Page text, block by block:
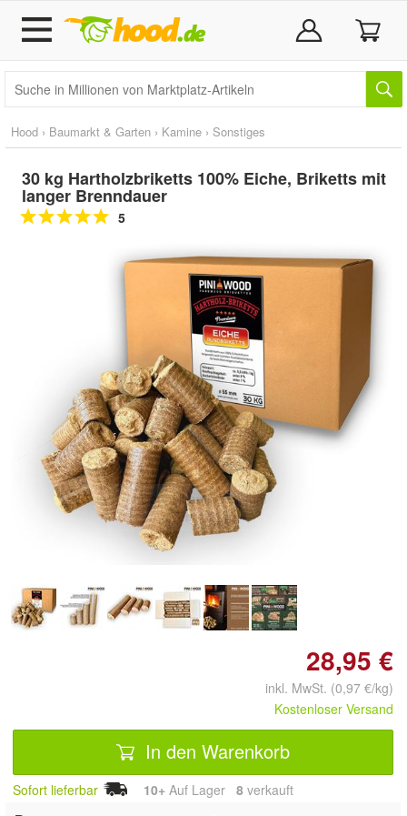
Hood › Baumarkt & Garten › Kamine › Sonstiges
30 kg Hartholzbriketts 100% Eiche, Briketts mit
langer Brenndauer
5
Doppelt antippen zum
vergrößern
28,95 €
inkl. MwSt. (0,97 €/kg)
Kostenloser Versand
In den Warenkorb
Sofort lieferbar 10+ Auf Lager 8 verkauft